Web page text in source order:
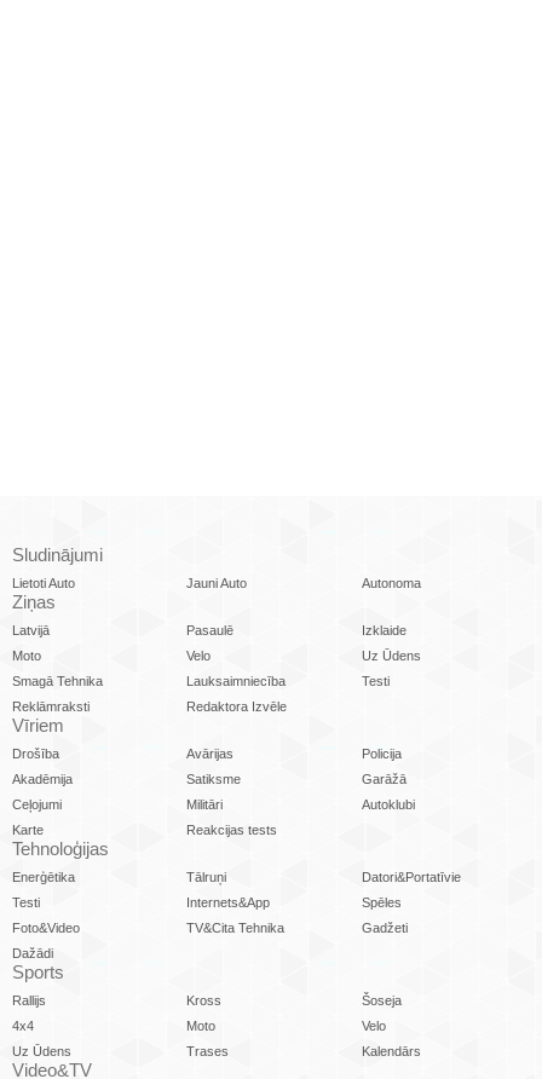
Sludinājumi
Lietoti Auto Jauni Auto Autonoma
Ziņas
Latvijā Pasaulē
Izklaide
Moto
Velo
Uz Ūdens
Smagā Tehnika
Lauksaimniecība
Testi
Reklāmraksti
Redaktora Izvēle
Vīriem
Drošība Avārijas
Policija
Akadēmija
Satiksme
Garāžā
Ceļojumi
Militāri
Autoklubi
Karte
Reakcijas tests
Tehnoloģijas
Enerģētika Tālruņi
Datori&Portatīvie
Testi
Internets&App
Spēles
Foto&Video
TV&Cita Tehnika
Gadžeti
Dažādi
Sports
Rallijs Kross
Šoseja
4x4
Moto
Velo
Uz Ūdens
Trases Kalendārs
Video&TV